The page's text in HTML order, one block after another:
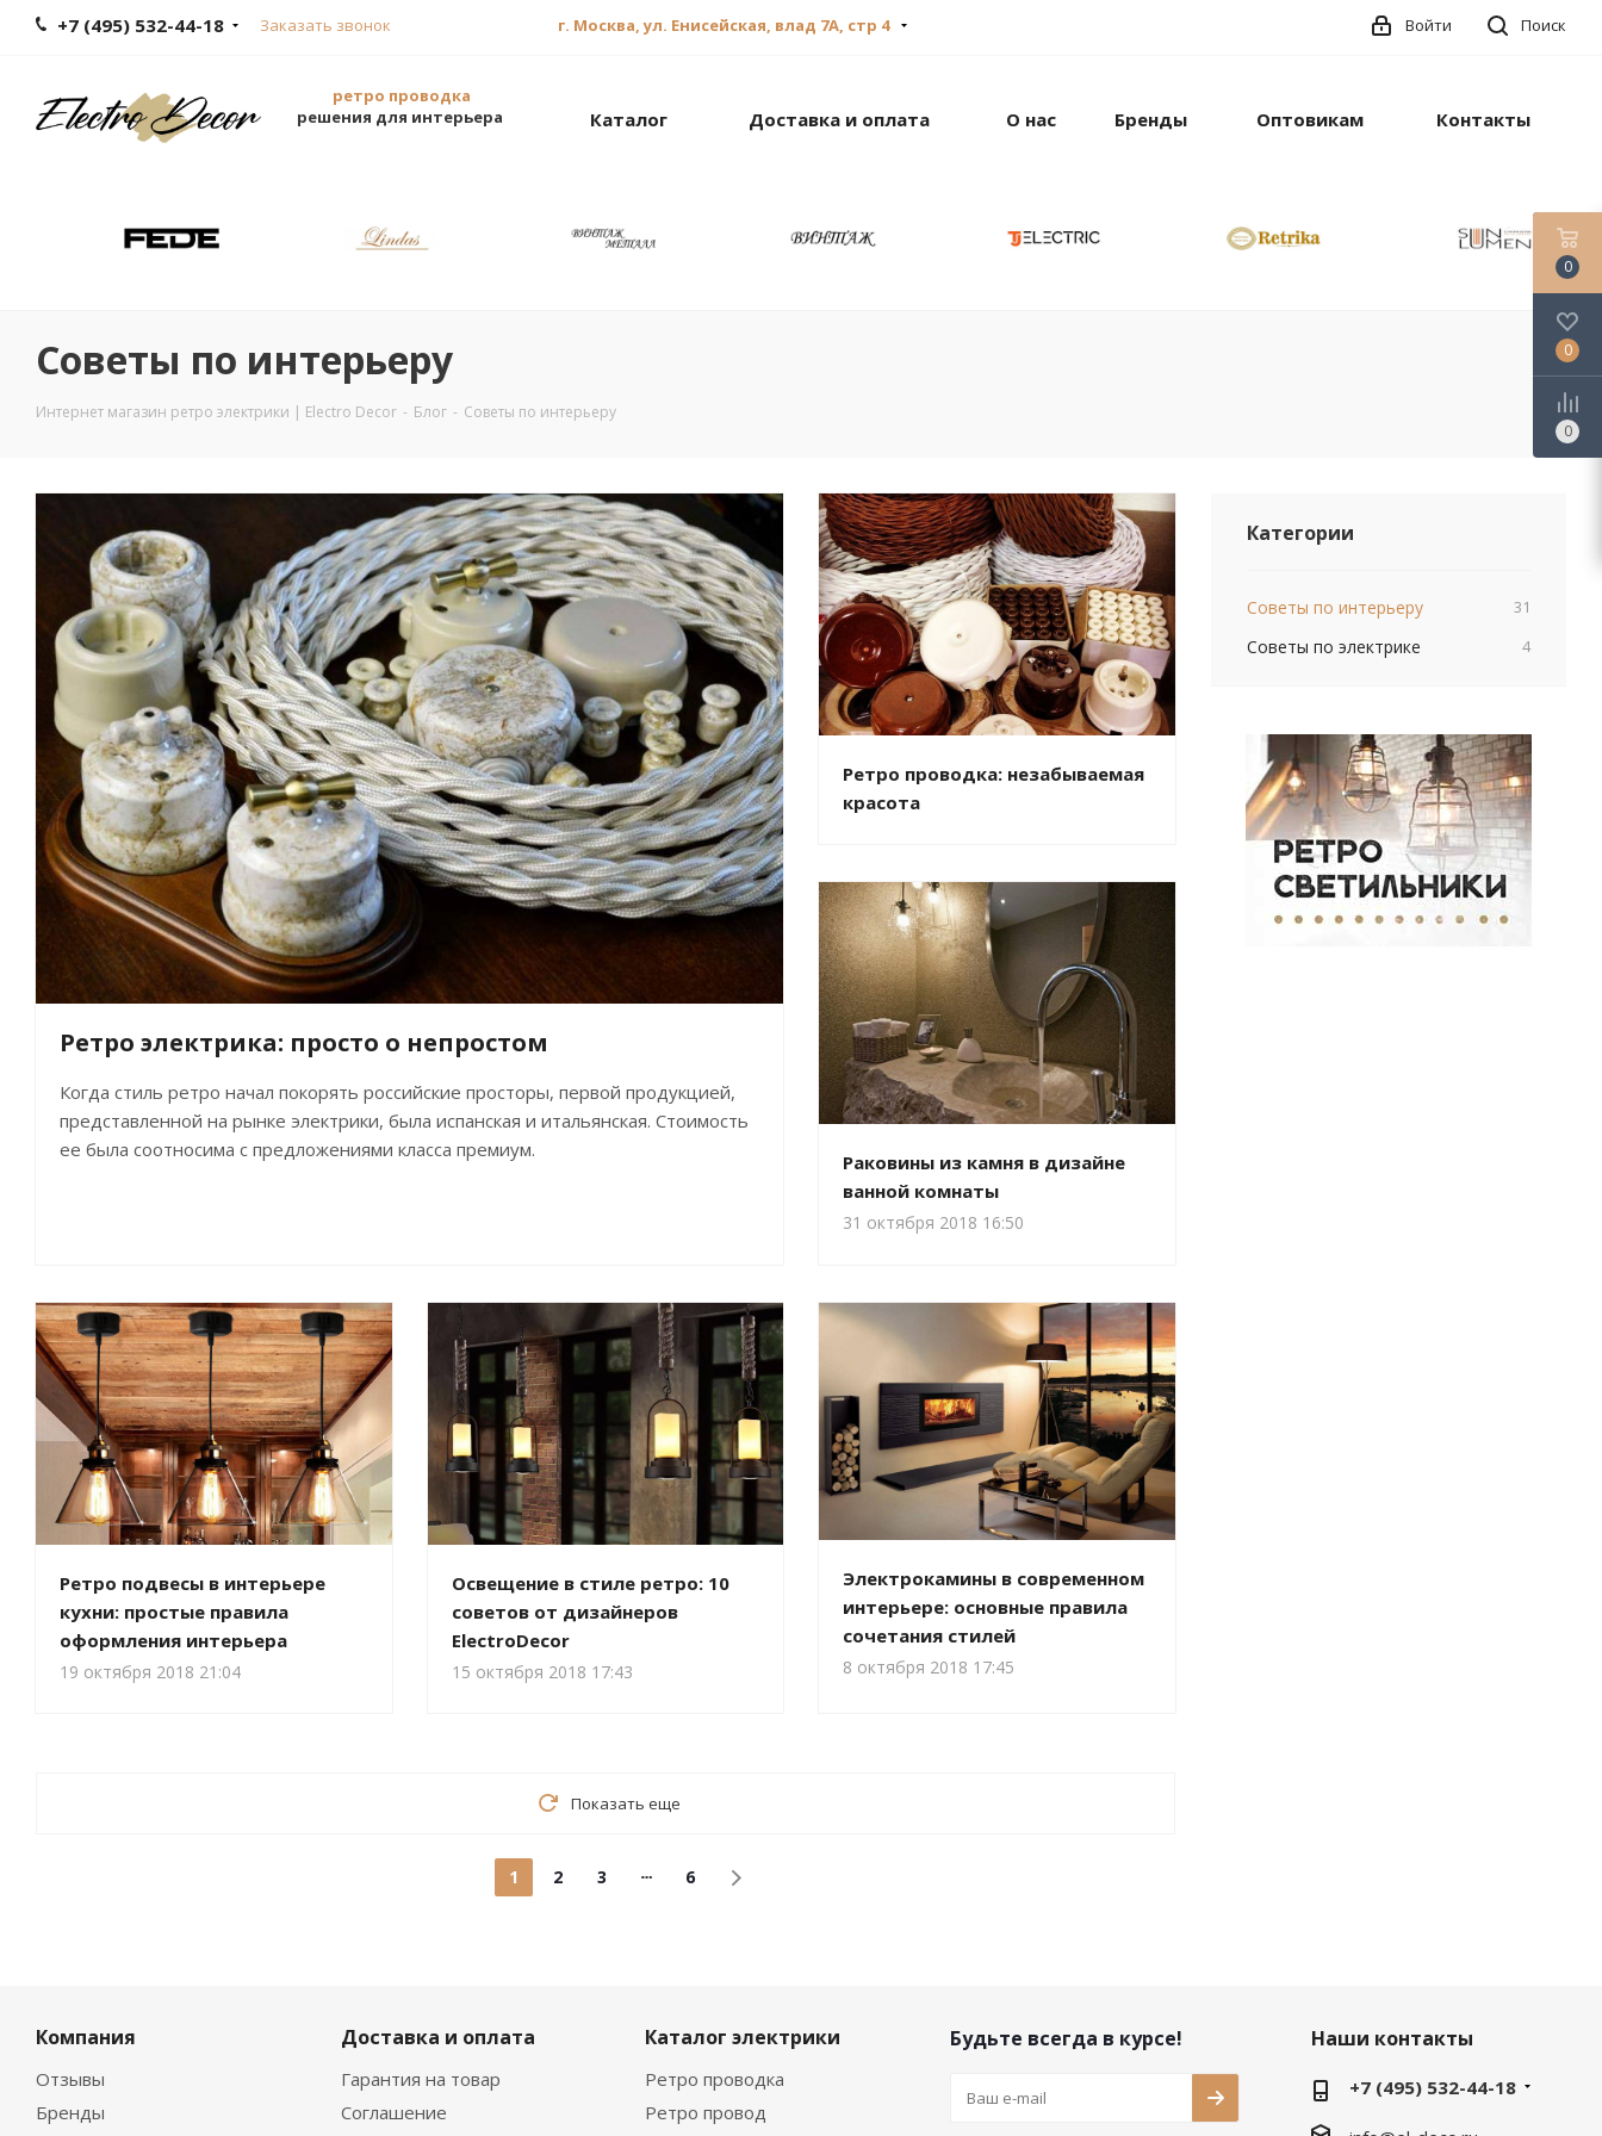
+7 (495) 532-44-18 Заказать звонок г. Москва, ул. Енисейская, влад 7А, стр 4 Поиск
Войти
ретро проводка
решения для интерьера
Каталог Доставка и оплата О нас Бренды Оптовикам Контакты
Советы по интерьеру
Интернет магазин ретро электрики | Electro Decor - Блог - Советы по интерьеру
Ретро электрика: просто о непростом
Когда стиль ретро начал покорять российские просторы, первой продукцией,
представленной на рынке электрики, была испанская и итальянская. Стоимость
ее была соотносима с предложениями класса премиум.
Ретро проводка: незабываемая
красота
Раковины из камня в дизайне
ванной комнаты
31 октября 2018 16:50
Ретро подвесы в интерьере
кухни: простые правила
оформления интерьера
19 октября 2018 21:04
Освещение в стиле ретро: 10
советов от дизайнеров
ElectroDecor
15 октября 2018 17:43
Электрокамины в современном
интерьере: основные правила
сочетания стилей
8 октября 2018 17:45
Показать еще
1 2 3 6
Категории
Советы по интерьеру 31
Советы по электрике 4
Компания
Отзывы
Бренды
Доставка и оплата
Гарантия на товар
Соглашение
Каталог электрики
Ретро проводка
Ретро провод
Будьте всегда в курсе! Наши контакты
+7 (495) 532-44-18
0
0
0